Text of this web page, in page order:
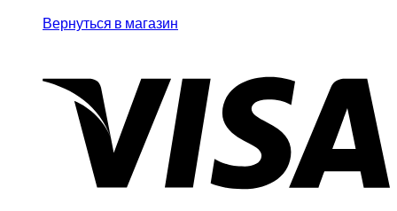
Вернуться в магазин